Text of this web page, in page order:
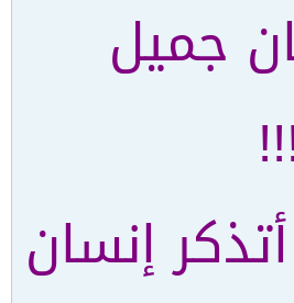
جميل
إنسان